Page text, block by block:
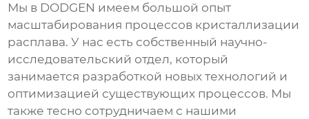
Мы в DODGEN имеем большой опыт
масштабирования процессов кристаллизации
расплава. У нас есть собственный научно-
исследовательский отдел, который
занимается разработкой новых технологий и
оптимизацией существующих процессов. Мы
также тесно сотрудничаем с нашими